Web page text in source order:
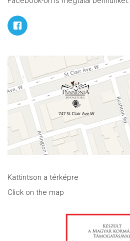
Kattintson a térképre
Click on the map